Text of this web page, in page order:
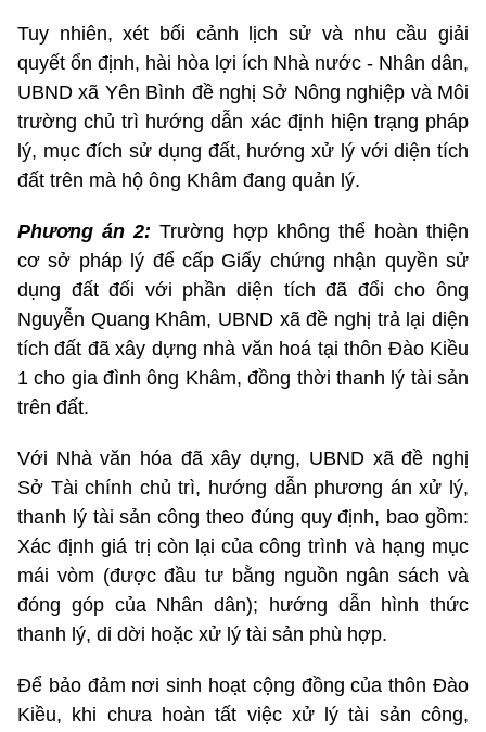
Tuy nhiên, xét bối cảnh lịch sử và nhu cầu giải
quyết ổn định, hài hòa lợi ích Nhà nước - Nhân dân,
UBND xã Yên Bình đề nghị Sở Nông nghiệp và Môi
trường chủ trì hướng dẫn xác định hiện trạng pháp
lý, mục đích sử dụng đất, hướng xử lý với diện tích
đất trên mà hộ ông Khâm đang quản lý.
Phương án 2: Trường hợp không thể hoàn thiện
cơ sở pháp lý để cấp Giấy chứng nhận quyền sử
dụng đất đối với phần diện tích đã đổi cho ông
Nguyễn Quang Khâm, UBND xã đề nghị trả lại diện
tích đất đã xây dựng nhà văn hoá tại thôn Đào Kiều
1 cho gia đình ông Khâm, đồng thời thanh lý tài sản
trên đất.
Với Nhà văn hóa đã xây dựng, UBND xã đề nghị
Sở Tài chính chủ trì, hướng dẫn phương án xử lý,
thanh lý tài sản công theo đúng quy định, bao gồm:
Xác định giá trị còn lại của công trình và hạng mục
mái vòm (được đầu tư bằng nguồn ngân sách và
đóng góp của Nhân dân); hướng dẫn hình thức
thanh lý, di dời hoặc xử lý tài sản phù hợp.
Để bảo đảm nơi sinh hoạt cộng đồng của thôn Đào
Kiều, khi chưa hoàn tất việc xử lý tài sản công,